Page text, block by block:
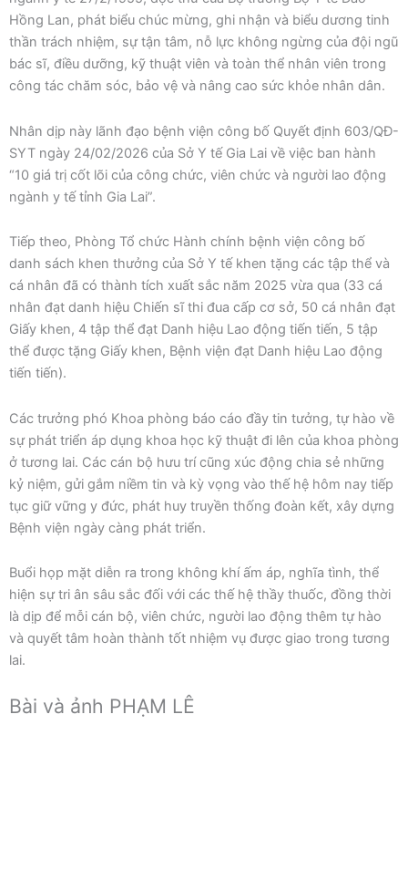
Hồng Lan, phát biểu chúc mừng, ghi nhận và biểu dương tinh
thần trách nhiệm, sự tận tâm, nỗ lực không ngừng của đội ngũ
bác sĩ, điều dưỡng, kỹ thuật viên và toàn thể nhân viên trong
công tác chăm sóc, bảo vệ và nâng cao sức khỏe nhân dân.
Nhân dịp này lãnh đạo bệnh viện công bố Quyết định 603/QĐ-
SYT ngày 24/02/2026 của Sở Y tế Gia Lai về việc ban hành
“10 giá trị cốt lõi của công chức, viên chức và người lao động
ngành y tế tỉnh Gia Lai”.
Tiếp theo, Phòng Tổ chức Hành chính bệnh viện công bố
danh sách khen thưởng của Sở Y tế khen tặng các tập thể và
cá nhân đã có thành tích xuất sắc năm 2025 vừa qua (33 cá
nhân đạt danh hiệu Chiến sĩ thi đua cấp cơ sở, 50 cá nhân đạt
Giấy khen, 4 tập thể đạt Danh hiệu Lao động tiến tiến, 5 tập
thể được tặng Giấy khen, Bệnh viện đạt Danh hiệu Lao động
tiến tiến).
Các trưởng phó Khoa phòng báo cáo đầy tin tưởng, tự hào về
sự phát triển áp dụng khoa học kỹ thuật đi lên của khoa phòng
ở tương lai. Các cán bộ hưu trí cũng xúc động chia sẻ những
kỷ niệm, gửi gắm niềm tin và kỳ vọng vào thế hệ hôm nay tiếp
tục giữ vững y đức, phát huy truyền thống đoàn kết, xây dựng
Bệnh viện ngày càng phát triển.
Buổi họp mặt diễn ra trong không khí ấm áp, nghĩa tình, thể
hiện sự tri ân sâu sắc đối với các thế hệ thầy thuốc, đồng thời
là dịp để mỗi cán bộ, viên chức, người lao động thêm tự hào
và quyết tâm hoàn thành tốt nhiệm vụ được giao trong tương
lai.
Bài và ảnh PHẠM LÊ